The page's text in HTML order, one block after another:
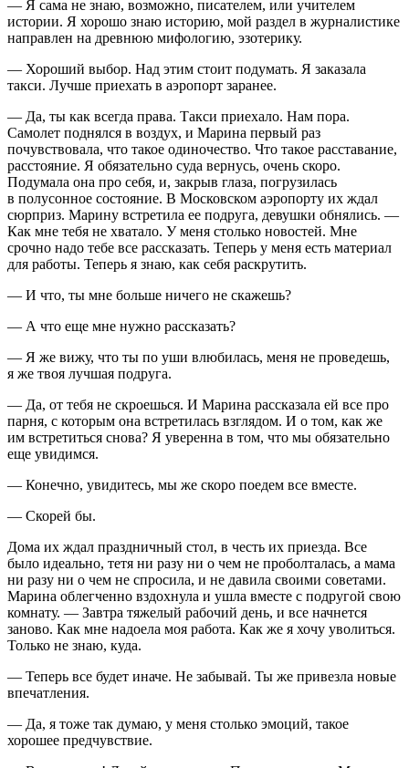
— Я сама не знаю, возможно, писателем, или учителем
истории. Я хорошо знаю историю, мой раздел в журналистике
направлен на древнюю мифологию, эзотерику.
— Хороший выбор. Над этим стоит подумать. Я заказала
такси. Лучше приехать в аэропорт заранее.
— Да, ты как всегда права. Такси приехало. Нам пора.
Самолет поднялся в воздух, и Марина первый раз
почувствовала, что такое одиночество. Что такое расставание,
расстояние. Я обязательно суда вернусь, очень скоро.
Подумала она про себя, и, закрыв глаза, погрузилась
в полусонное состояние. В Московском аэропорту их ждал
сюрприз. Марину встретила ее подруга, девушки обнялись. —
Как мне тебя не хватало. У меня столько новостей. Мне
срочно надо тебе все рассказать. Теперь у меня есть материал
для работы. Теперь я знаю, как себя раскрутить.
— И что, ты мне больше ничего не скажешь?
— А что еще мне нужно рассказать?
— Я же вижу, что ты по уши влюбилась, меня не проведешь,
я же твоя лучшая подруга.
— Да, от тебя не скроешься. И Марина рассказала ей все про
парня, с которым она встретилась взглядом. И о том, как же
им встретиться снова? Я уверенна в том, что мы обязательно
еще увидимся.
— Конечно, увидитесь, мы же скоро поедем все вместе.
— Скорей бы.
Дома их ждал праздничный стол, в честь их приезда. Все
было идеально, тетя ни разу ни о чем не проболталась, а мама
ни разу ни о чем не спросила, и не давила своими советами.
Марина облегченно вздохнула и ушла вместе с подругой свою
комнату. — Завтра тяжелый рабочий день, и все начнется
заново. Как мне надоела моя работа. Как же я хочу уволиться.
Только не знаю, куда.
— Теперь все будет иначе. Не забывай. Ты же привезла новые
впечатления.
— Да, я тоже так думаю, у меня столько эмоций, такое
хорошее предчувствие.